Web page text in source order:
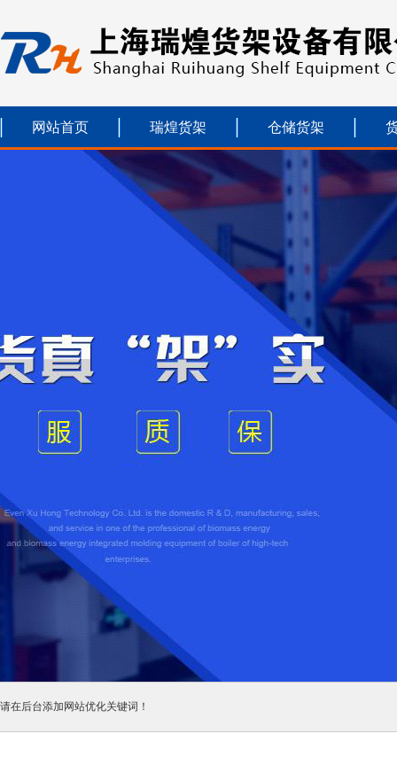
网站首页 瑞煌货架 仓储货架
请在后台添加网站优化关键词！